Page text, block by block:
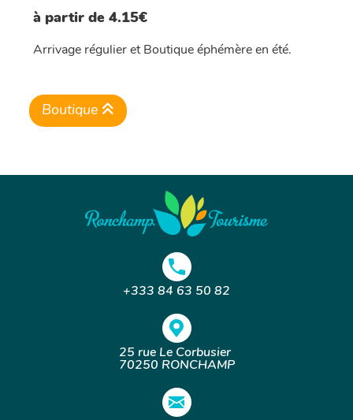
à partir de 4.15€
Arrivage régulier et Boutique éphémère en été.
Boutique
+333 84 63 50 82
25 rue Le Corbusier
70250 RONCHAMP